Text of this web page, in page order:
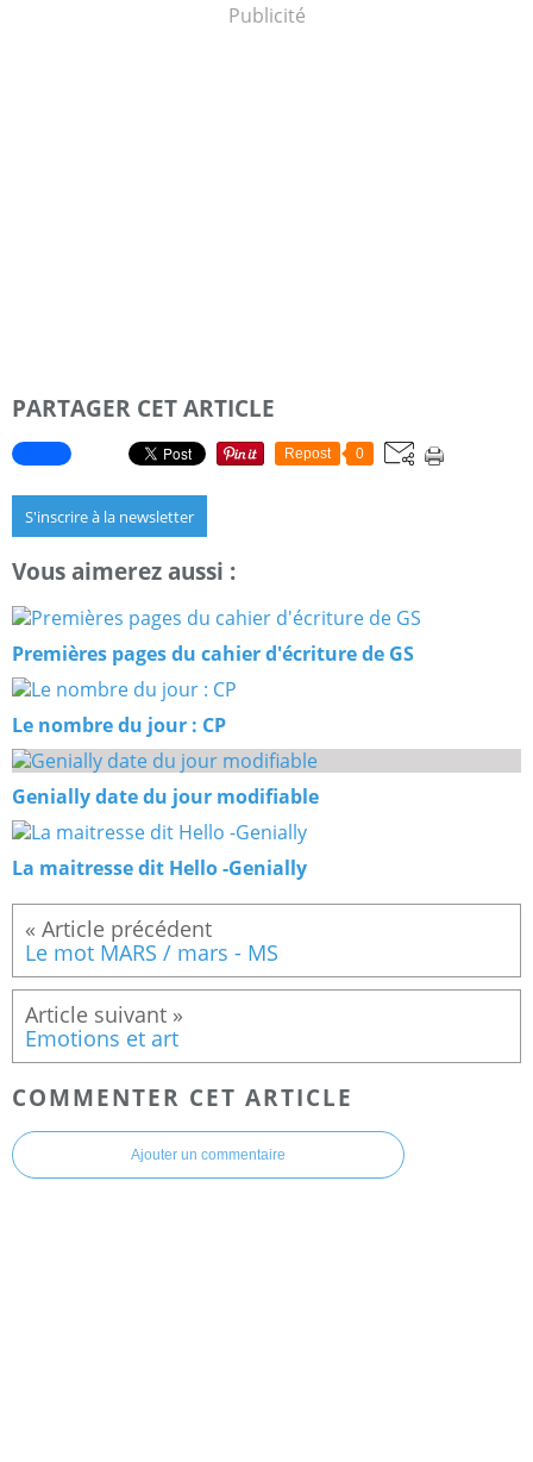
Publicité
PARTAGER CET ARTICLE
Repost 0
S'inscrire à la newsletter
Vous aimerez aussi :
Premières pages du cahier d'écriture de GS
Le nombre du jour : CP
Genially date du jour modifiable
La maitresse dit Hello -Genially
Le mot MARS / mars - MS
Emotions et art
COMMENTER CET ARTICLE
Ajouter un commentaire